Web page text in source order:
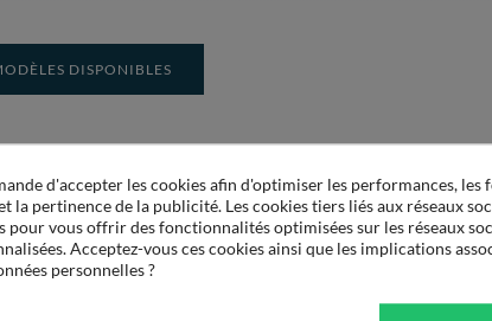
DISPONIBLES
d'accepter les cookies afin d'optimiser les performances,
la pertinence de la publicité. Les cookies tiers liés aux réseaux
pour vous offrir des fonctionnalités optimisées sur les réseaux
Acceptez-vous ces cookies ainsi que les implications
personnelles ?